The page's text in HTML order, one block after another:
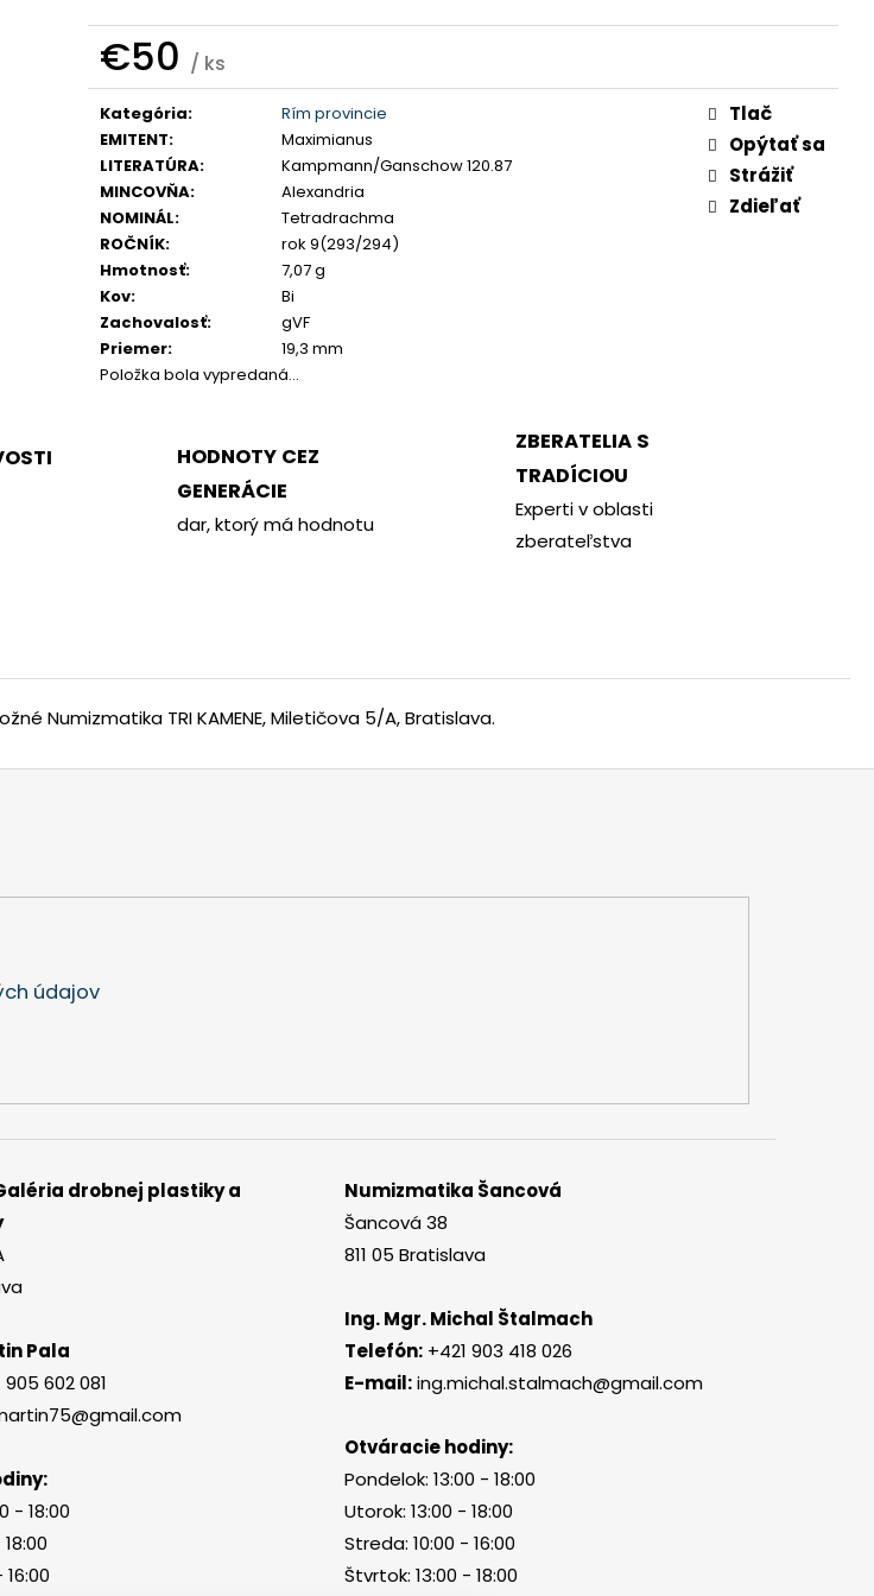
€50 / ks
Jednotková
cena:
Kategória:
Rím provincie
EMITENT:
Maximianus
LITERATÚRA:
Kampmann/Ganschow 120.87
MINCOVŇA:
Alexandria
NOMINÁL:
Tetradrachma
ROČNÍK:
rok 9(293/294)
Hmotnosť:
7,07 g
Kov:
Bi
Zachovalosť:
gVF
Priemer:
19,3 mm
Položka bola vypredaná…
Tlač
Opýtať sa
Strážiť
Zdieľať
HODNOTY CEZ
GENERÁCIE
dar, ktorý má hodnotu
ZBERATELIA S
TRADÍCIOU
Experti v oblasti
zberateľstva
Numizmatika TRI KAMENE, Miletičova 5/A, Bratislava.
€400
údajov
drobnej plastiky a
Pala
905 602 081
- 18:00
Numizmatika Šancová
Šancová 38
811 05 Bratislava
Ing. Mgr. Michal Štalmach
Telefón: +421 903 418 026
E-mail: ing.michal.stalmach@gmail.com
Otváracie hodiny:
Pondelok: 13:00 - 18:00
Utorok: 13:00 - 18:00
Streda: 10:00 - 16:00
Štvrtok: 13:00 - 18:00